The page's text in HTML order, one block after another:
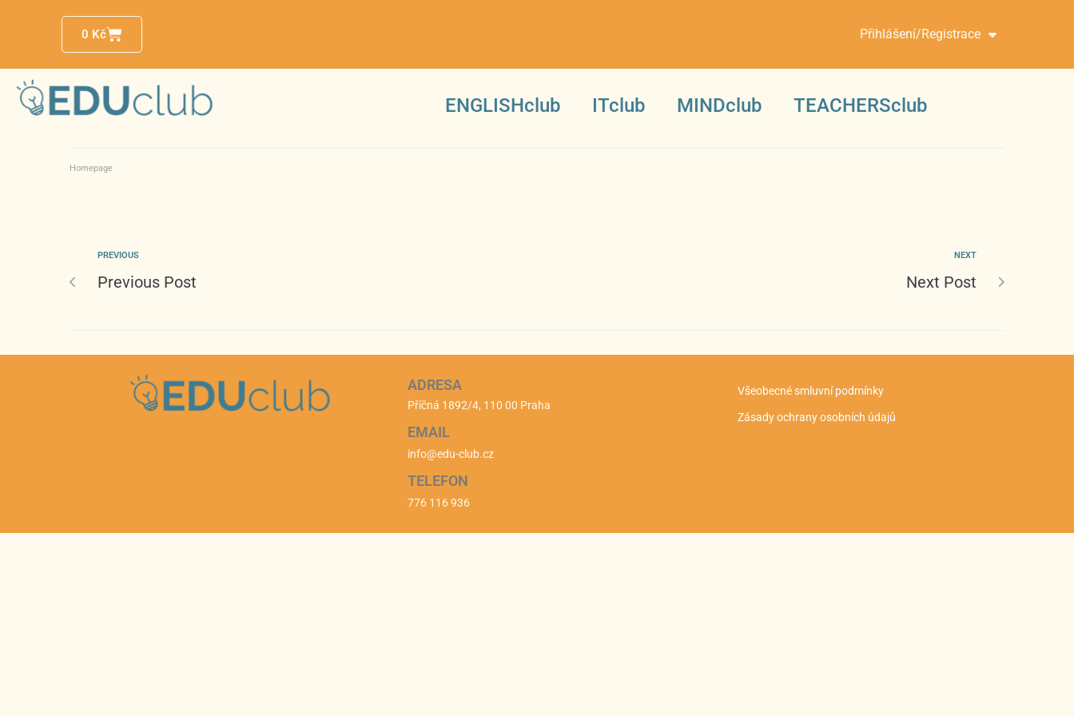
0 Kč Přihlášení/Registrace
ENGLISHclub ITclub MINDclub TEACHERSclub
Homepage
PREVIOUS
Previous Post
NEXT
Next Post
ADRESA
Příčná 1892/4, 110 00 Praha
EMAIL
info@edu-club.cz
TELEFON
776 116 936
Všeobecné smluvní podmínky
Zásady ochrany osobních údajů